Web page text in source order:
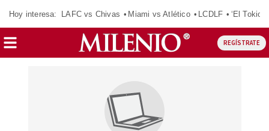
Hoy interesa: LAFC vs Chivas Miami vs Atlético LCDLF ‘El Tokio’
REGÍSTRATE